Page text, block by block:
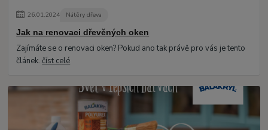
26.01.2024 Nátěry dřeva
Jak na renovaci dřevěných oken
Zajímáte se o renovaci oken? Pokud ano tak právě pro vás je tento
článek.číst celé